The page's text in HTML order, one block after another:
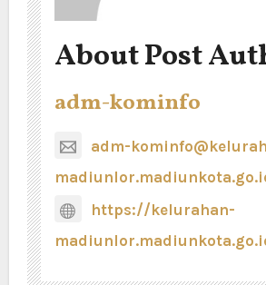
About Post
adm-kominfo
adm-
https://kelurahan-